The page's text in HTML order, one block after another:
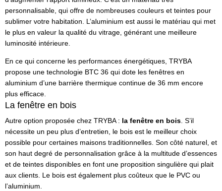
personnalisable, qui offre de nombreuses couleurs et teintes pour
sublimer votre habitation. L’aluminium est aussi le matériau qui met
le plus en valeur la qualité du vitrage, générant une meilleure
luminosité intérieure.
En ce qui concerne les performances énergétiques, TRYBA
propose une technologie BTC 36 qui dote les fenêtres en
aluminium d’une barrière thermique continue de 36 mm encore
plus efficace.
La fenêtre en bois
Autre option proposée chez TRYBA : la fenêtre en bois. S’il
nécessite un peu plus d’entretien, le bois est le meilleur choix
possible pour certaines maisons traditionnelles. Son côté naturel, et
son haut degré de personnalisation grâce à la multitude d’essences
et de teintes disponibles en font une proposition singulière qui plait
aux clients. Le bois est également plus coûteux que le PVC ou
l’aluminium.